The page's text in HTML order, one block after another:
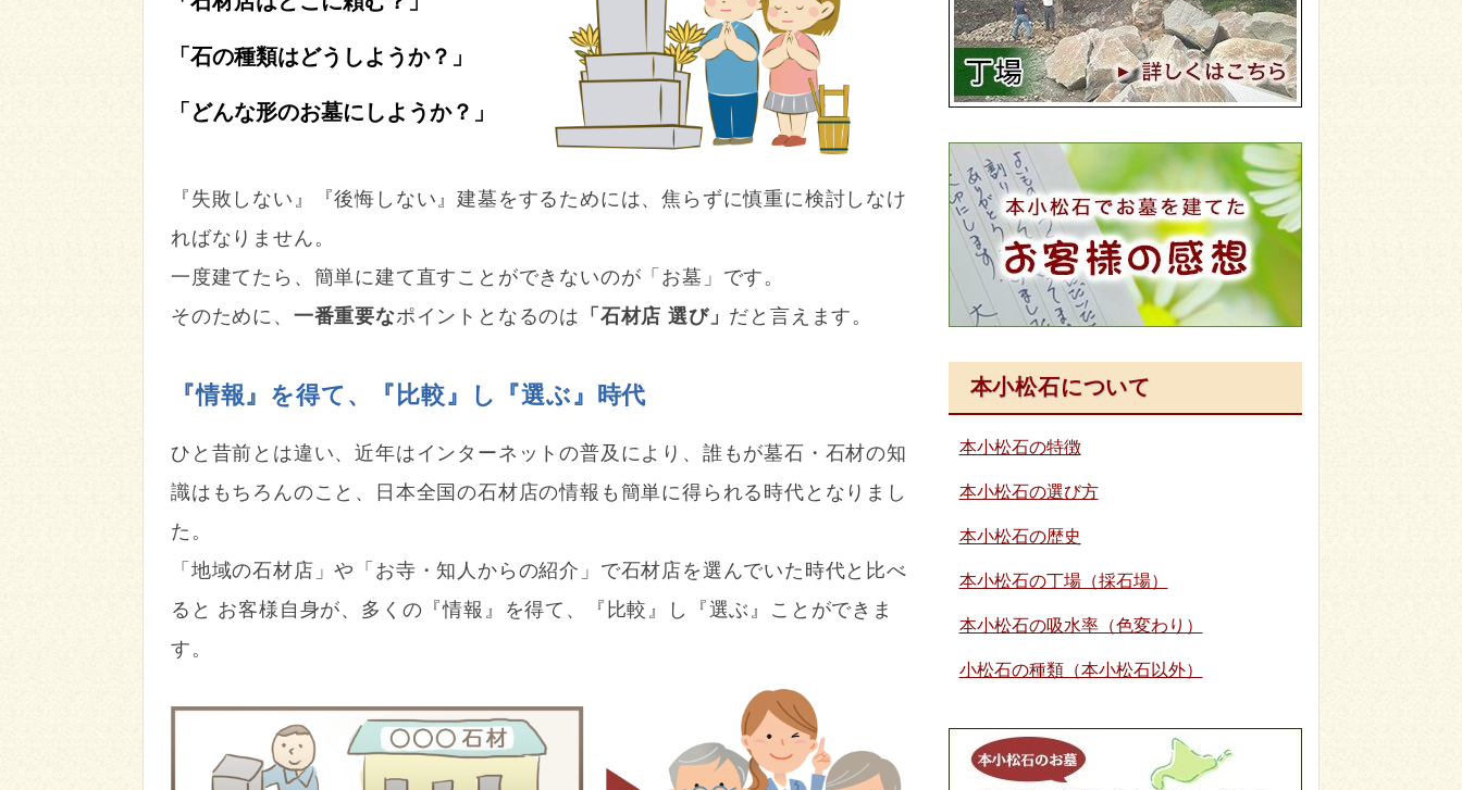
「石の種類はどうしようか？」
「どんな形のお墓にしようか？」
『失敗しない』『後悔しない』建墓をするためには、焦らずに慎重に検討しなけ
ればなりません。
一度建てたら、簡単に建て直すことができないのが「お墓」です。
そのために、 一番重要なポイントとなるのは 「石材店 選び」 だと言えます。
『情報』を得て、『比較』し『選ぶ』時代
ひと昔前とは違い、近年はインターネットの普及により、誰もが墓石・石材の知
識はもちろんのこと、日本全国の石材店の情報も簡単に得られる時代となりまし
た。
「地域の石材店」や「お寺・知人からの紹介」で石材店を選んでいた時代と比べ
ると お客様自身が、多くの『情報』を得て、『比較』し『選ぶ』ことができま
す。
本小松石について
本小松石の特徴
本小松石の選び方
本小松石の歴史
本小松石の丁場（採石場）
本小松石の吸水率（色変わり）
小松石の種類（本小松石以外）